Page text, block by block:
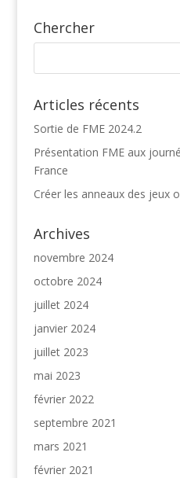
Chercher
Articles récents
Sortie de FME 2024.2
Présentation FME aux
France
Créer les anneaux des jeux
Archives
novembre 2024
octobre 2024
juillet 2024
janvier 2024
juillet 2023
mai 2023
février 2022
septembre 2021
mars 2021
février 2021